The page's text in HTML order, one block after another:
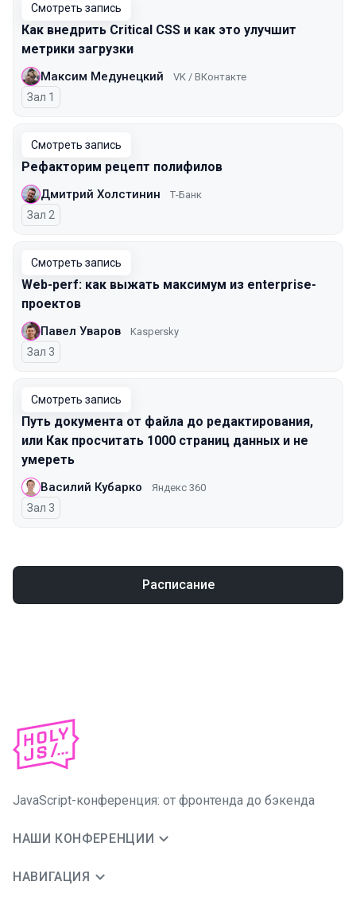
Смотреть запись
Как внедрить Critical CSS и как это улучшит
метрики загрузки
Максим Медунецкий VK / ВКонтакте
Зал 1
Смотреть запись
Рефакторим рецепт полифилов
Дмитрий Холстинин Т-Банк
Зал 2
Смотреть запись
Web-perf: как выжать максимум из enterprise-
проектов
Павел Уваров Kaspersky
Зал 3
Смотреть запись
Путь документа от файла до редактирования,
или Как просчитать 1000 страниц данных и не
умереть
Василий Кубарко Яндекс 360
Зал 3
Расписание
JavaScript-конференция: от фронтенда до бэкенда
НАШИ КОНФЕРЕНЦИИ
НАВИГАЦИЯ